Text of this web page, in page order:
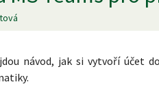
návod, jak si vytvoří účet